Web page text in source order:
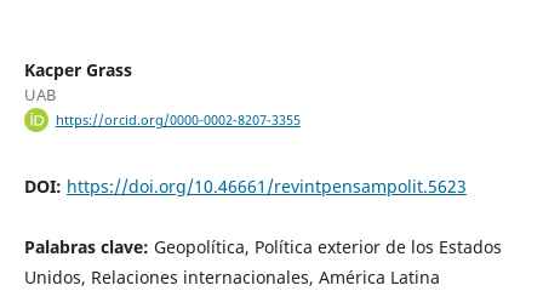
Kacper Grass
UAB
https://orcid.org/0000-0002-8207-3355
DOI: https://doi.org/10.46661/revintpensampolit.5623
Palabras clave: Geopolítica, Política exterior de los Estados
Unidos, Relaciones internacionales, América Latina